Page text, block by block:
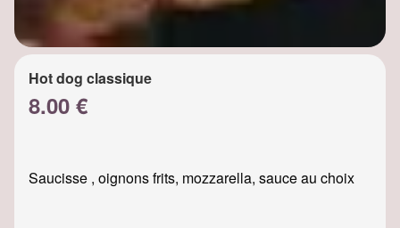
Hot dog classique
8.00 €
Saucisse , oignons frits, mozzarella, sauce au choix